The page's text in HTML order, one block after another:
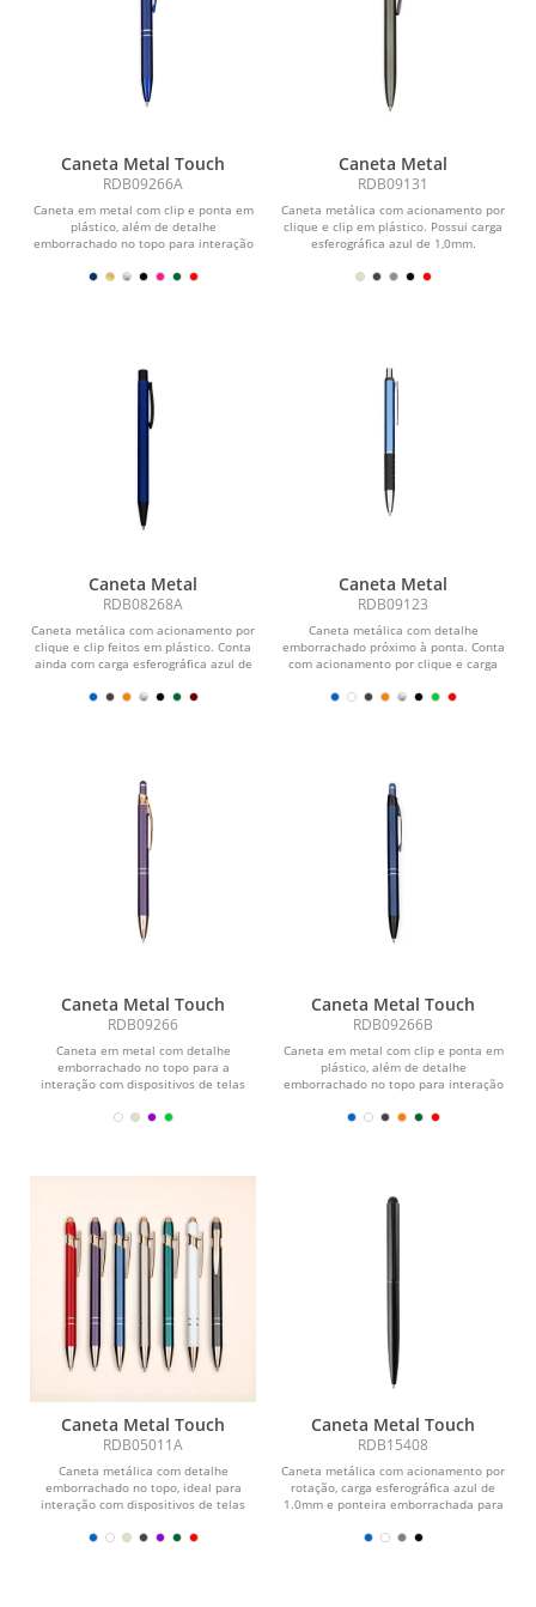
Caneta Metal Touch
RDB09266A
Caneta em metal com clip e ponta em
plástico, além de detalhe
emborrachado no topo para interação
Caneta Metal
RDB09131
Caneta metálica com acionamento por
clique e clip em plástico. Possui carga
esferográfica azul de 1,0mm.
Caneta Metal
RDB08268A
Caneta metálica com acionamento por
clique e clip feitos em plástico. Conta
ainda com carga esferográfica azul de
Caneta Metal
RDB09123
Caneta metálica com detalhe
emborrachado próximo à ponta. Conta
com acionamento por clique e carga
Caneta Metal Touch
RDB09266
Caneta em metal com detalhe
emborrachado no topo para a
interação com dispositivos de telas
Caneta Metal Touch
RDB09266B
Caneta em metal com clip e ponta em
plástico, além de detalhe
emborrachado no topo para interação
Caneta Metal Touch
RDB05011A
Caneta metálica com detalhe
emborrachado no topo, ideal para
interação com dispositivos de telas
Caneta Metal Touch
RDB15408
Caneta metálica com acionamento por
rotação, carga esferográfica azul de
1.0mm e ponteira emborrachada para